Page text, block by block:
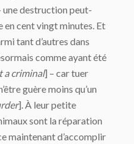
une destruction peut-
en cent vingt minutes. Et
tant d’autres dans
comme ayant été
a criminal] – car tuer
guère moins qu’un
]. À leur petite
sont la réparation
maintenant d’accomplir